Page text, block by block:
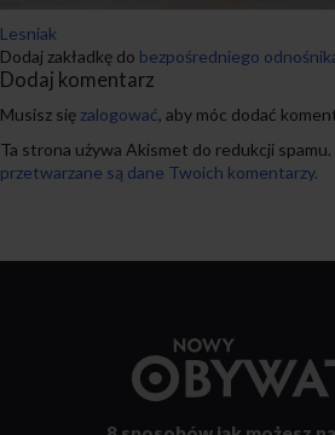
Lesniak
Dodaj zakładkę do bezpośredniego
Dodaj komentarz
Musisz się zalogować, aby móc dodać
Ta strona używa Akismet do redukcji spamu.
przetwarzane są dane Twoich komentarzy.